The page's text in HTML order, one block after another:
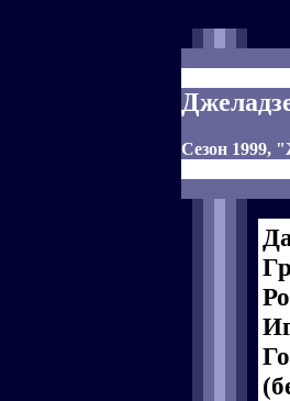
Сезон 1999,